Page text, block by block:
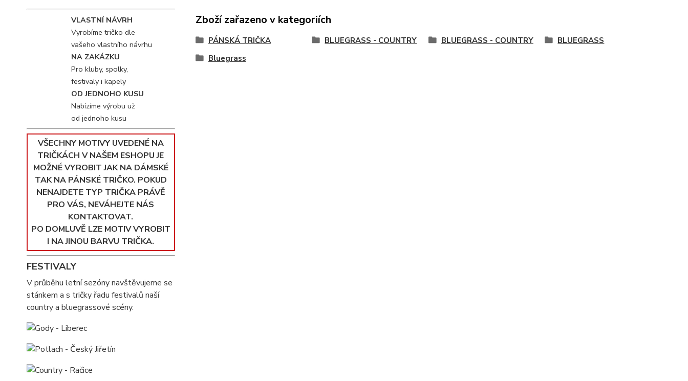
VLASTNÍ NÁVRH
Vyrobíme tričko dle
vašeho vlastního návrhu
NA ZAKÁZKU
Pro kluby, spolky,
festivaly i kapely
OD JEDNOHO KUSU
Nabízíme výrobu už
od jednoho kusu
VŠECHNY MOTIVY UVEDENÉ NA
TRIČKÁCH V NAŠEM ESHOPU JE
MOŽNÉ VYROBIT JAK NA DÁMSKÉ
TAK NA PÁNSKÉ TRIČKO. POKUD
NENAJDETE TYP TRIČKA PRÁVĚ
PRO VÁS, NEVÁHEJTE NÁS
KONTAKTOVAT.
PO DOMLUVĚ LZE MOTIV VYROBIT
I NA JINOU BARVU TRIČKA.
FESTIVALY
V průběhu letní sezóny navštěvujeme se
stánkem a s tričky řadu festivalů naší
country a bluegrassové scény.
Zboží zařazeno v kategoriích
PÁNSKÁ TRIČKA BLUEGRASS - COUNTRY BLUEGRASS - COUNTRY
BLUEGRASS
Bluegrass